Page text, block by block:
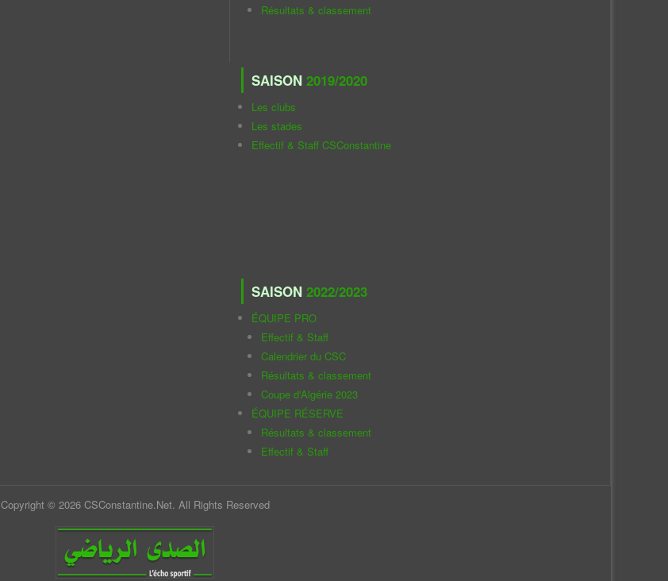
Résultats & classement
SAISON 2019/2020
Les clubs
Les stades
Effectif & Staff CSConstantine
SAISON 2022/2023
ÉQUIPE PRO
Effectif & Staff
Calendrier du CSC
Résultats & classement
Coupe d'Algérie 2023
ÉQUIPE RÉSERVE
Résultats & classement
Effectif & Staff
Copyright © 2026 CSConstantine.Net. All Rights Reserved